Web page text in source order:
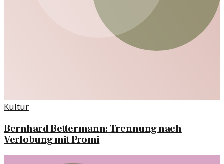
Kultur
Bernhard Bettermann: Trennung nach
Verlobung mit Promi